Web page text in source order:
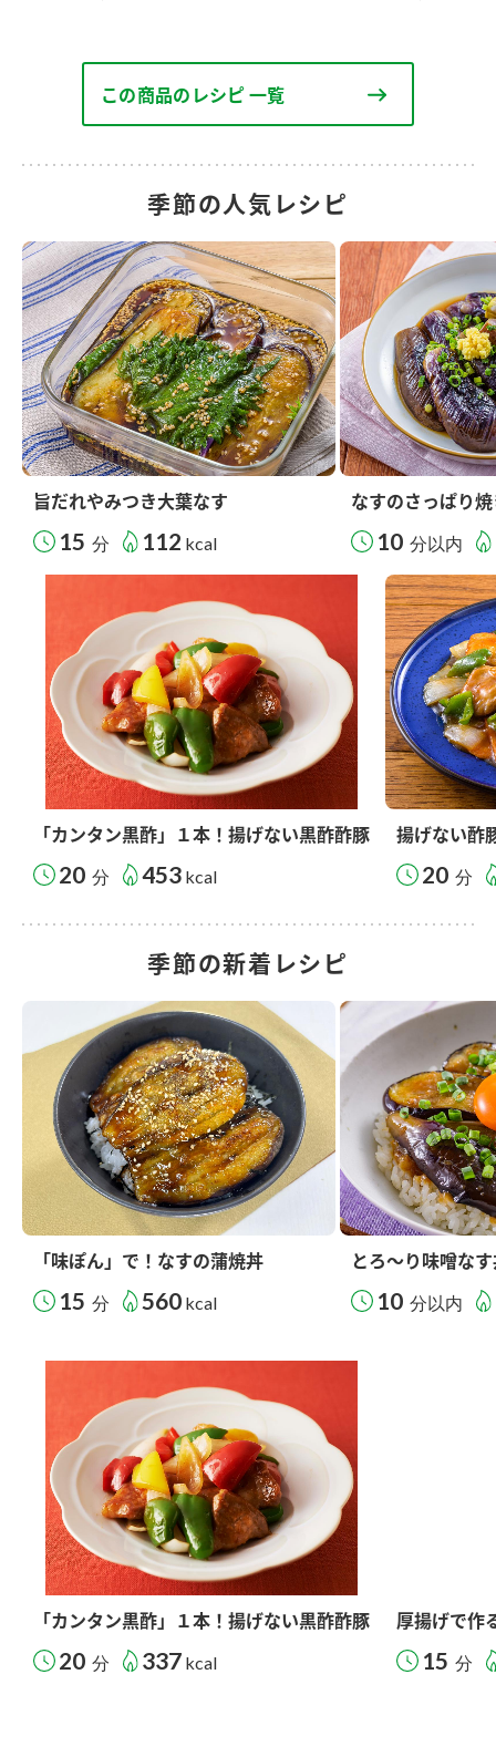
この商品のレシピ 一覧
季節の人気レシピ
旨だれやみつき大葉なす
15 分 112 kcal
なすのさっぱり
10 分以内
「カンタン黒酢」１本！揚げない黒酢酢豚
20 分 453 kcal
揚げない酢
20 分
季節の新着レシピ
「味ぽん」で！なすの蒲焼丼
15 分 560 kcal
とろ～り味噌な
10 分以内
「カンタン黒酢」１本！揚げない黒酢酢豚
20 分 337 kcal
厚揚げで作
15 分